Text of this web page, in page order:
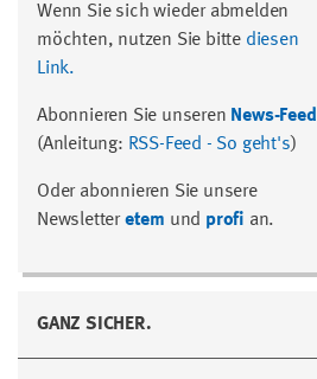
Wenn Sie sich wieder abmelden
möchten, nutzen Sie bitte diesen
Link.
Abonnieren Sie unseren News-Feed
(Anleitung: RSS-Feed - So geht's)
Oder abonnieren Sie unsere
Newsletteretem und profi an.
GANZ SICHER.